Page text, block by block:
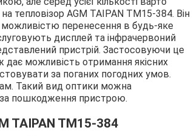
тепловізор AGM TAIPAN TM15-384. Він
перенесення в будь-яке
дисплей та інфрачервоний
пристрій. Застосовуючи це
дає можливість отримання якісних
за поганих погодних умов.
Такий вид оптики можна
за пошкодження пристрою.
TAIPAN TM15-384